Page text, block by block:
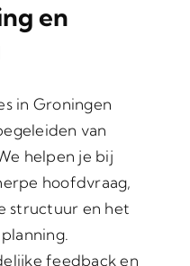
en
in Groningen
van
helpen je bij
hoofdvraag,
structuur en het
feedback en